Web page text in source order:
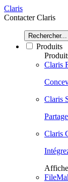
Claris
Contacter Claris
Rechercher...
Produits
Claris
Claris
Claris